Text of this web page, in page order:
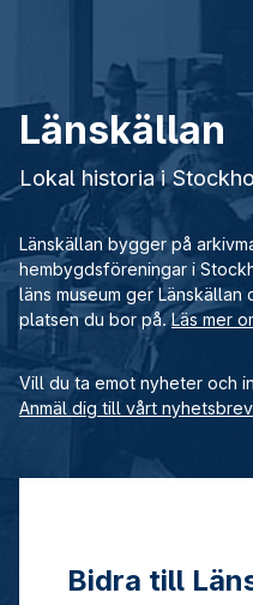
Länskällan
Lokal historia i
Länskällan bygger på
hembygdsföreningar i
läns museum ger
platsen du bor på.Läs mer
Vill du ta emot nyheter och
Anmäl dig till vårt nyhetsbrev
Bidra till